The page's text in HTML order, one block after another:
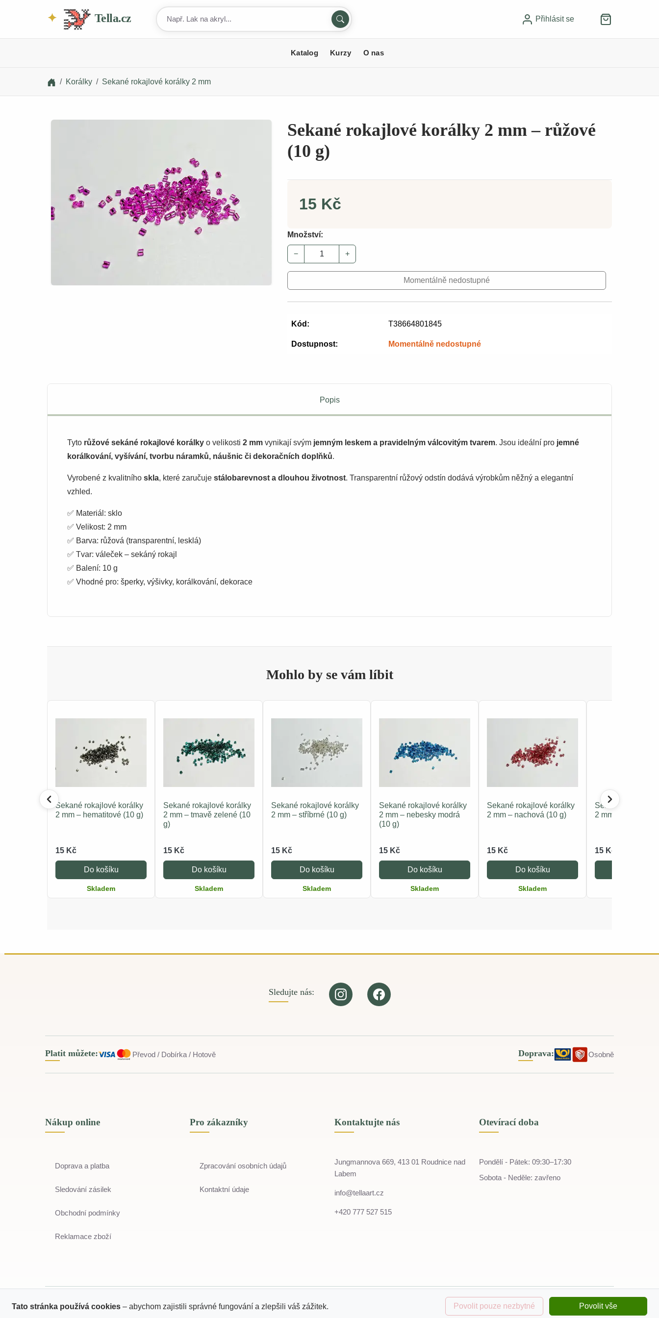
Tella.cz Přihlásit se
Katalog Kurzy O nas
Korálky Sekané rokajlové korálky 2 mm
Sekané rokajlové korálky 2 mm – růžové
(10 g)
15 Kč
Množství:
− +
Momentálně nedostupné
Kód: T38664801845
Dostupnost: Momentálně nedostupné
Popis
Tyto růžové sekáné rokajlové korálky o velikosti 2 mm vynikají svým jemným leskem a pravidelným válcovitým tvarem. Jsou ideální pro jemné
korálkování, vyšívání, tvorbu náramků, náušnic či dekoračních doplňků.
Vyrobené z kvalitního skla, které zaručuje stálobarevnost a dlouhou životnost. Transparentní růžový odstín dodává výrobkům něžný a elegantní
vzhled.
✅ Materiál: sklo
✅ Velikost: 2 mm
✅ Barva: růžová (transparentní, lesklá)
✅ Tvar: váleček – sekáný rokajl
✅ Balení: 10 g
✅ Vhodné pro: šperky, výšivky, korálkování, dekorace
Mohlo by se vám líbit
Sekané rokajlové korálky
2 mm – hematitové (10 g)
15 Kč
Do košíku
Skladem
Sekané rokajlové korálky
2 mm – tmavě zelené (10
g)
15 Kč
Do košíku
Skladem
Sekané rokajlové korálky
2 mm – stříbrné (10 g)
15 Kč
Do košíku
Skladem
Sekané rokajlové korálky
2 mm – nebesky modrá
(10 g)
15 Kč
Do košíku
Skladem
Sekané rokajlové korálky
2 mm – nachová (10 g)
15 Kč
Do košíku
Skladem
Sekané rokajlové
2 mm – modré (10
15 Kč
Sledujte nás:
Platit můžete: Převod / Dobírka / Hotově Doprava: Osobně
Nákup online
Doprava a platba
Sledování zásilek
Obchodní podmínky
Reklamace zboží
Pro zákazníky
Zpracování osobních údajů
Kontaktní údaje
Kontaktujte nás
Jungmannova 669, 413 01 Roudnice nad
Labem
info@tellaart.cz
+420 777 527 515
Otevírací doba
Pondělí - Pátek: 09:30–17:30
Sobota - Neděle: zavřeno
© 2022 - 2026 Tella
Tato stránka používá cookies – abychom zajistili správné fungování a zlepšili váš zážitek. Povolit pouze nezbytné Povolit vše